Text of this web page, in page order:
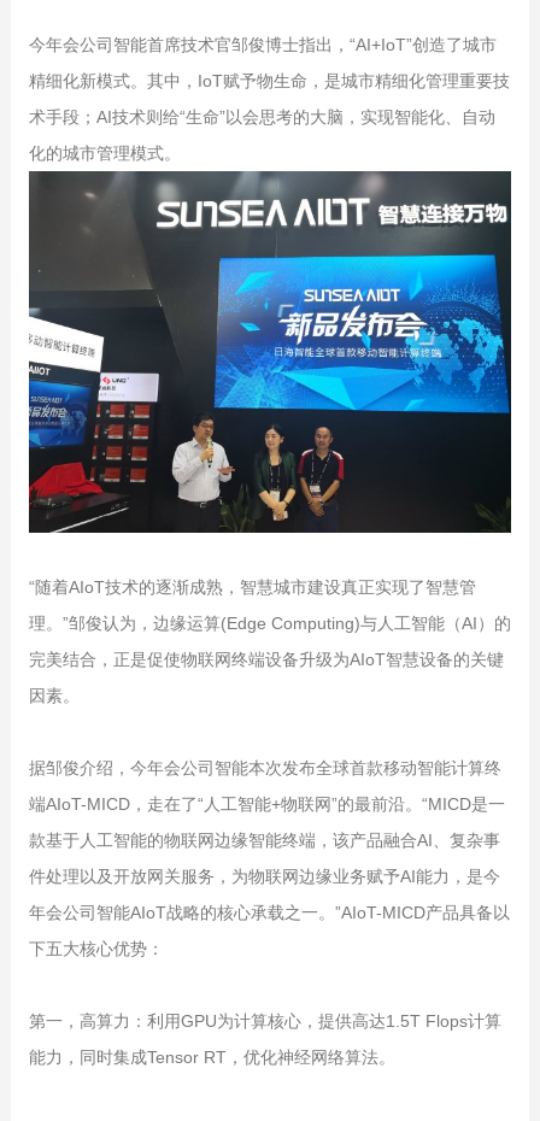
今年会公司智能首席技术官邹俊博士指出，“AI+IoT”创造了城市
精细化新模式。其中，IoT赋予物生命，是城市精细化管理重要技
术手段；AI技术则给“生命”以会思考的大脑，实现智能化、自动
化的城市管理模式。
“随着AIoT技术的逐渐成熟，智慧城市建设真正实现了智慧管
理。”邹俊认为，边缘运算(Edge Computing)与人工智能（AI）的
完美结合，正是促使物联网终端设备升级为AIoT智慧设备的关键
因素。
据邹俊介绍，今年会公司智能本次发布全球首款移动智能计算终
端AIoT-MICD，走在了“人工智能+物联网”的最前沿。“MICD是一
款基于人工智能的物联网边缘智能终端，该产品融合AI、复杂事
件处理以及开放网关服务，为物联网边缘业务赋予AI能力，是今
年会公司智能AIoT战略的核心承载之一。”AIoT-MICD产品具备以
下五大核心优势：
第一，高算力：利用GPU为计算核心，提供高达1.5T Flops计算
能力，同时集成Tensor RT，优化神经网络算法。